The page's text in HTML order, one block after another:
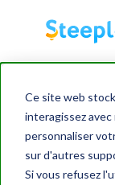
Ce site web
interagissez
personnaliser
sur d'autres
Si vous refusez